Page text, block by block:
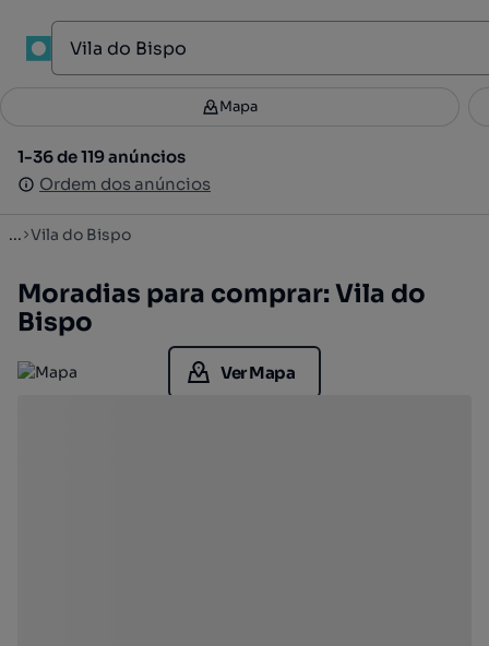
Filtros 2
1-36 de 119 anúncios
Ordem dos anúncios
Mapa
1-36 de 119 anúncios
Ordem dos anúncios
... Vila do Bispo
Moradias para comprar: Vila do
Bispo
Ver Mapa